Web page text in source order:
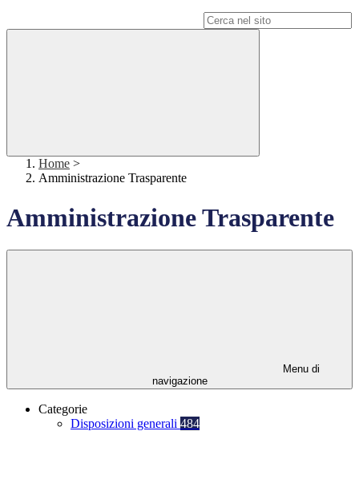
Home >
Amministrazione Trasparente
Amministrazione Trasparente
Menu di
navigazione
Categorie
Disposizioni generali 484